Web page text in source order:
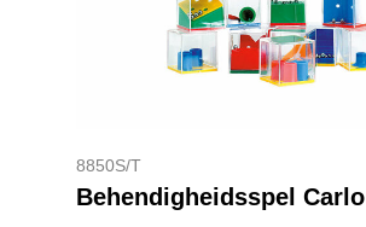
8850S/T
Behendigheidsspel Carlo